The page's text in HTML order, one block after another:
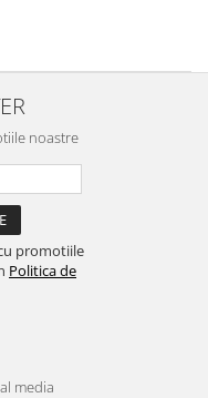
noastre
promotiile
Politica de
media